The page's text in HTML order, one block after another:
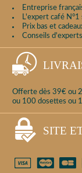
Entreprise
L'expert café
Prix bas et
Conseils
Offerte dès 39€ ou
ou 100 dosettes ou
SITE